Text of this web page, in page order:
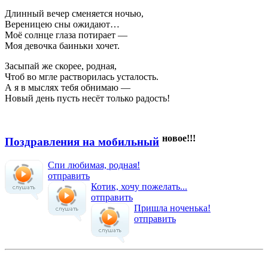
Длинный вечер сменяется ночью,
Вереницею сны ожидают…
Моё солнце глаза потирает —
Моя девочка баиньки хочет.
Засыпай же скорее, родная,
Чтоб во мгле растворилась усталость.
А я в мыслях тебя обнимаю —
Новый день пусть несёт только радость!
Поздравления на мобильный новое!!!
Спи любимая, родная!
отправить
Котик, хочу пожелать...
отправить
Пришла ноченька!
отправить